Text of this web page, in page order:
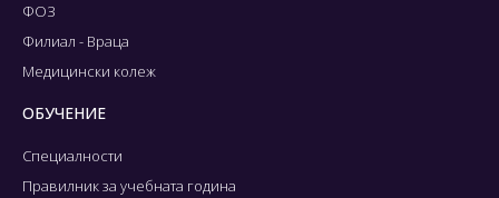
ФОЗ
Филиал - Враца
Медицински колеж
ОБУЧЕНИЕ
Специалности
Правилник за учебната година